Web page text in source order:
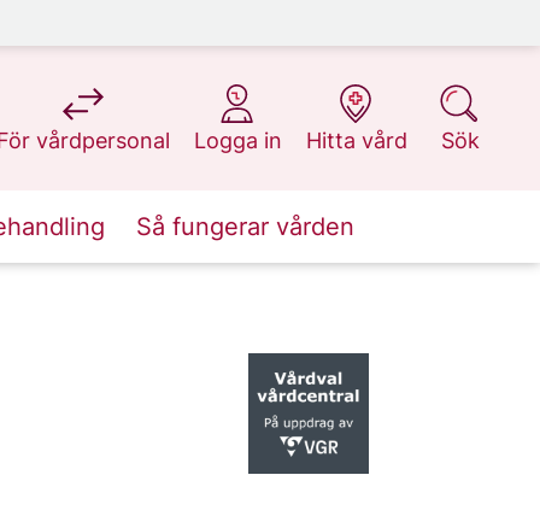
vårdpersonal
på 1177.se
Logga in
på 1177.se
Hitta vård
på 1177.se
Sök
på 1177.se
Så fungerar vården